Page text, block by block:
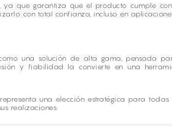
ya que garantiza que el producto cumple
con total confianza, incluso en
una solución de alta gama, pensada
y fiabilidad la convierte en una
una elección estratégica para
realizaciones.